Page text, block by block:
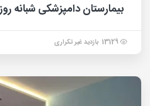
بیمارستان دامپزشکی شبانه
13129 بازدید غیر تکراری